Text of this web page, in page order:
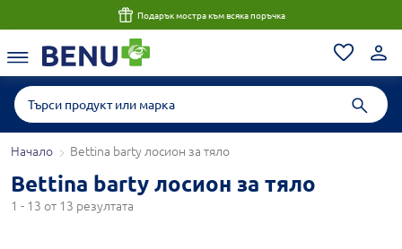
Подарък мостра към всяка поръчка
Начало Bettina barty лосион за тяло
Bettina barty лосион за тяло
1 - 13 от 13 резултата